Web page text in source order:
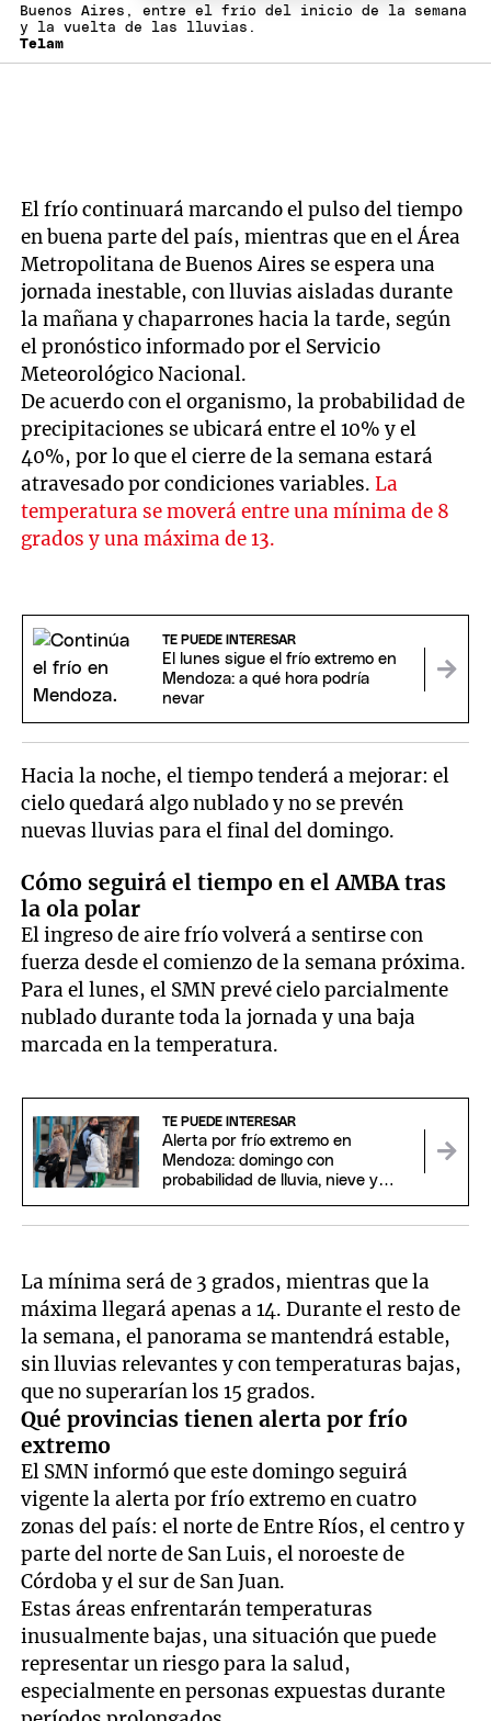
Buenos Aires, entre el frío del inicio de la semana
y la vuelta de las lluvias.
Telam
El frío continuará marcando el pulso del tiempo
en buena parte del país, mientras que en el Área
Metropolitana de Buenos Aires se espera una
jornada inestable, con lluvias aisladas durante
la mañana y chaparrones hacia la tarde, según
el pronóstico informado por el Servicio
Meteorológico Nacional.
De acuerdo con el organismo, la probabilidad de
precipitaciones se ubicará entre el 10% y el
40%, por lo que el cierre de la semana estará
atravesado por condiciones variables.La
temperatura se moverá entre una mínima de 8
grados y una máxima de 13.
TE PUEDE INTERESAR
El lunes sigue el frío extremo en
Mendoza: a qué hora podría
nevar
Hacia la noche, el tiempo tenderá a mejorar: el
cielo quedará algo nublado y no se prevén
nuevas lluvias para el final del domingo.
Cómo seguirá el tiempo en el AMBA tras
la ola polar
El ingreso de aire frío volverá a sentirse con
fuerza desde el comienzo de la semana próxima.
Para el lunes, el SMN prevé cielo parcialmente
nublado durante toda la jornada y una baja
marcada en la temperatura.
TE PUEDE INTERESAR
Alerta por frío extremo en
Mendoza: domingo con
probabilidad de lluvia, nieve y
La mínima será de 3 grados, mientras que la
máxima llegará apenas a 14. Durante el resto de
la semana, el panorama se mantendrá estable,
sin lluvias relevantes y con temperaturas bajas,
que no superarían los 15 grados.
Qué provincias tienen alerta por frío
extremo
El SMN informó que este domingo seguirá
vigente la alerta por frío extremo en cuatro
zonas del país: el norte de Entre Ríos, el centro y
parte del norte de San Luis, el noroeste de
Córdoba y el sur de San Juan.
Estas áreas enfrentarán temperaturas
inusualmente bajas, una situación que puede
representar un riesgo para la salud,
especialmente en personas expuestas durante